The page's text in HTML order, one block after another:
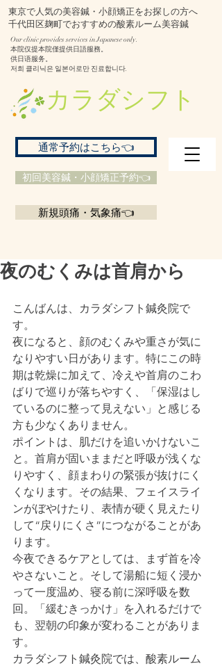
東京で人気の美容鍼・小顔矯正をお探しの方へ
千代田区麹町でおすすめの酸素ルーム美容鍼
​カラダシフト
初回美容鍼・小顔矯正予約👈
通常予約はこちら👈
新規頭痛・気象痛👈
Our clinic provides services in Japanese only.
本院仅提本院僅提供日語服務。
供日语服务。
저희 클리닉은 일본어로만 진료합니다.
夜のむくみは首肩から
こんばんは、カラダシフト鍼灸院で
す。
夜になると、顔のむくみや重さが気に
なりやすい日があります。特にこの時
期は乾燥に加えて、冷えや首肩のこわ
ばりで巡りが落ちやすく、「保湿はし
ているのに整って見えない」と感じる
方も少なくありません。
ポイントは、肌だけを追いかけないこ
と。首肩が固いままだと呼吸が浅くな
りやすく、顔まわりの緊張が抜けにく
くなります。その結果、フェイスライ
ンがぼやけたり、表情が硬く見えたり
して“戻りにくさ”につながることがあ
ります。
今夜できるケアとしては、まず首を冷
やさないこと。そして湯船に短く浸か
って一度温め、寝る前に深呼吸を数
回。「緩むきっかけ」を入れるだけで
も、翌朝の印象が変わることがありま
す。
カラダシフト鍼灸院では、酸素ルーム